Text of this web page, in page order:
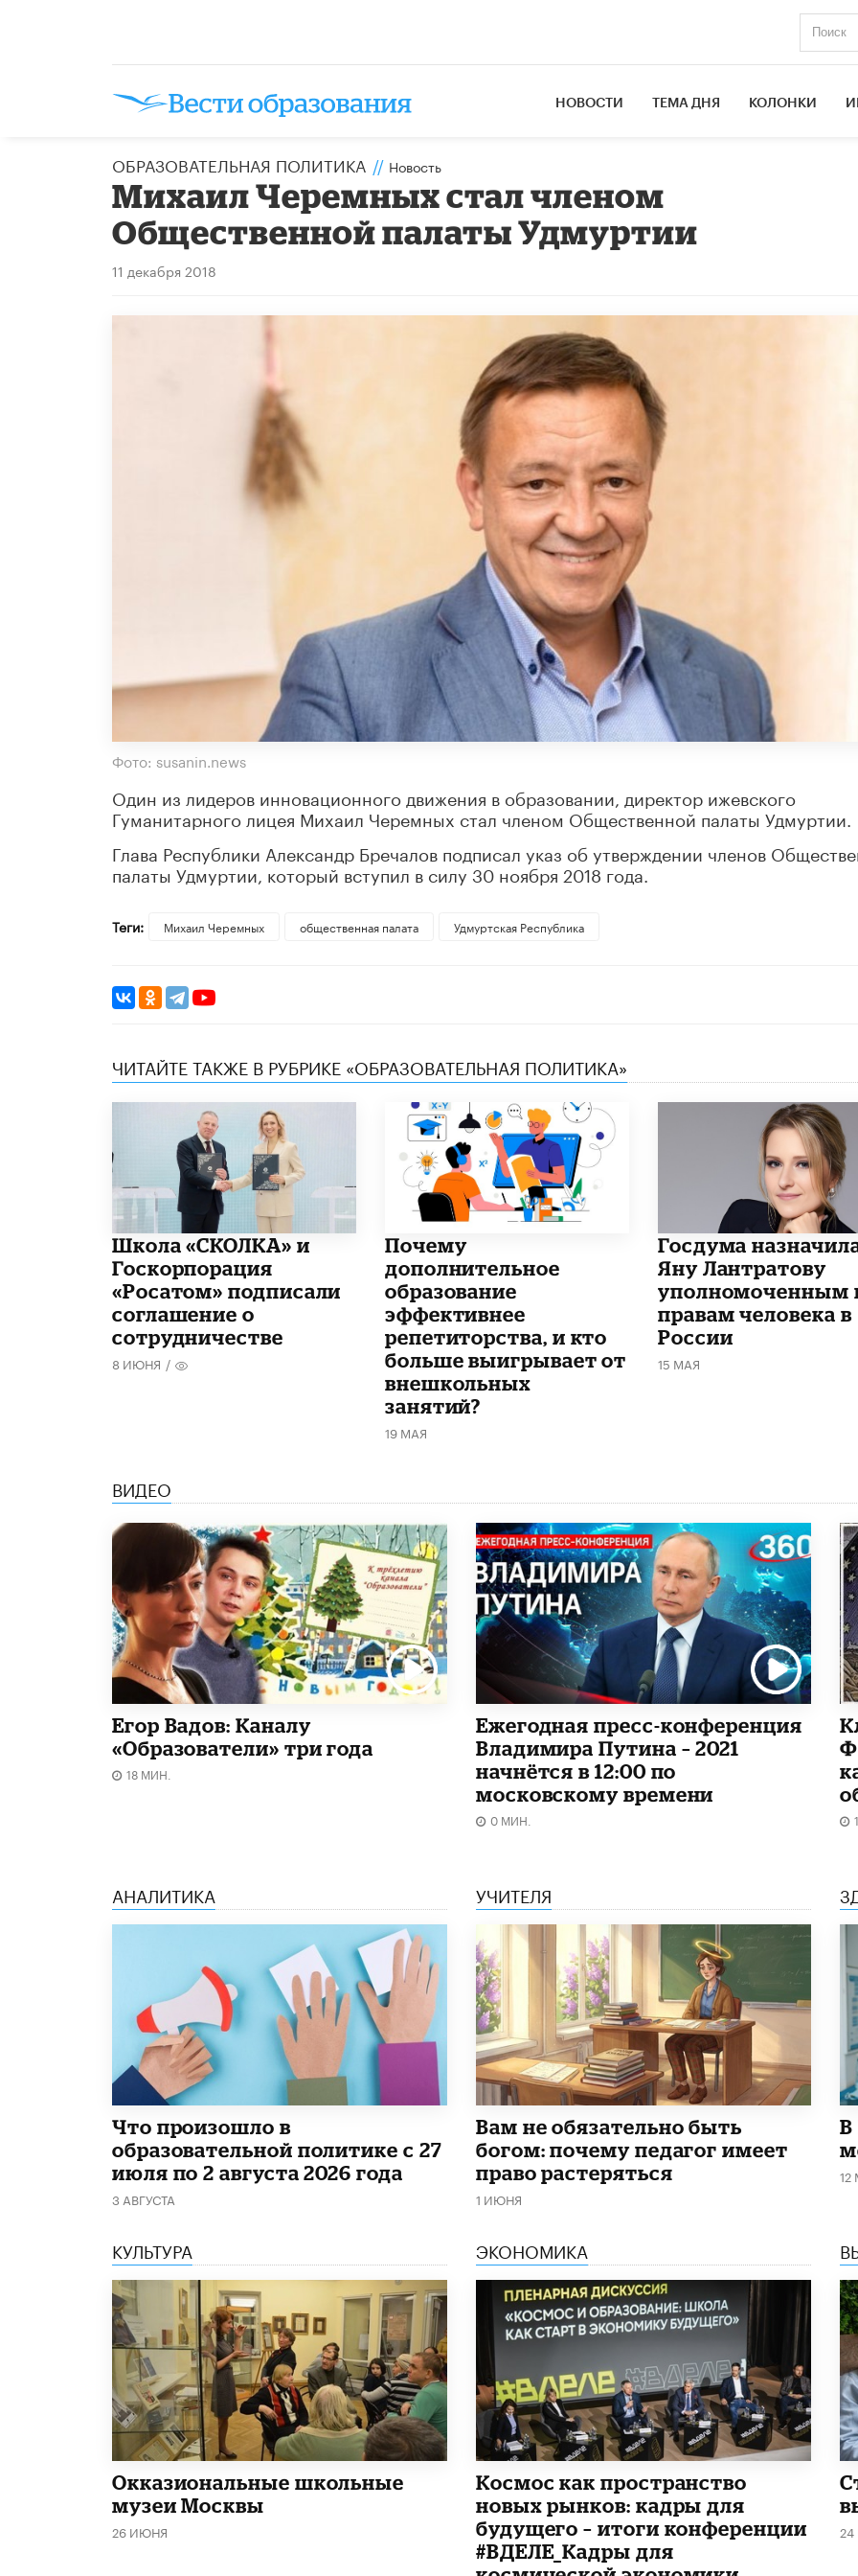
НОВОСТИ ТЕМА ДНЯ КОЛОНКИ
ОБРАЗОВАТЕЛЬНАЯ ПОЛИТИКА // Новость
Михаил Черемных стал членом
Общественной палаты Удмуртии
11 декабря 2018
Фото: susanin.news
Один из лидеров инновационного движения в образовании, директор ижевского
Гуманитарного лицея Михаил Черемных стал членом Общественной палаты Удмуртии.
Глава Республики Александр Бречалов подписал указ об утверждении членов
палаты Удмуртии, который вступил в силу 30 ноября 2018 года.
Теги: Михаил Черемных общественная палата Удмуртская Республика
ЧИТАЙТЕ ТАКЖЕ В РУБРИКЕ «ОБРАЗОВАТЕЛЬНАЯ ПОЛИТИКА»
Школа «СКОЛКА» и
Госкорпорация
«Росатом» подписали
соглашение о
сотрудничестве
8 ИЮНЯ /
​Почему
дополнительное
образование
эффективнее
репетиторства, и кто
больше выигрывает от
внешкольных
занятий?
19 МАЯ
Госдума
Яну Лантратову
уполномоченным
правам человека в
России
15 МАЯ
ВИДЕО
Егор Вадов: Каналу
«Образователи» три года
18 МИН.
Ежегодная пресс-конференция
Владимира Путина – 2021
начнётся в 12:00 по
московскому времени
0 МИН.
АНАЛИТИКА
​Что произошло в
образовательной политике с 27
июля по 2 августа 2026 года
3 АВГУСТА
УЧИТЕЛЯ
​Вам не обязательно быть
богом: почему педагог имеет
право растеряться
1 ИЮНЯ
В
12
КУЛЬТУРА
​Окказиональные школьные
музеи Москвы
26 ИЮНЯ
ЭКОНОМИКА
Космос как пространство
новых рынков: кадры для
будущего – итоги конференции
#ВДЕЛЕ_Кадры для